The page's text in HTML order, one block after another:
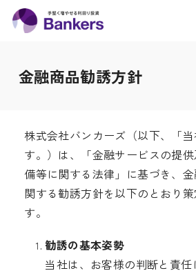
金融商品勧誘方針
株式会社バンカーズ（以下、「
す。）は、「金融サービスの提
備等に関する法律」に基づき、
関する勧誘方針を以下のとおり
す。
勧誘の基本姿勢
当社は、お客様の判断と責任